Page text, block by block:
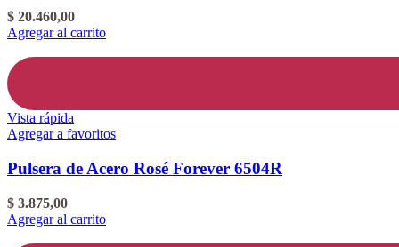
$ 20.460,00
Agregar al carrito
Vista rápida
Agregar a favoritos
Pulsera de Acero Rosé Forever 6504R
$ 3.875,00
Agregar al carrito